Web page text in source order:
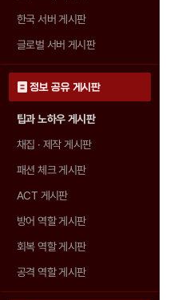
한국 서버 게시판
글로벌 서버 게시판
정보 공유 게시판
팁과 노하우 게시판
채집 · 제작 게시판
패션 체크 게시판
ACT 게시판
방어 역할 게시판
회복 역할 게시판
공격 역할 게시판